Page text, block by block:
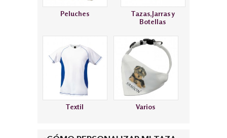
Peluches
Tazas,Jarras y
Botellas
Textil Varios